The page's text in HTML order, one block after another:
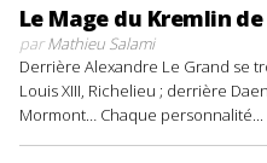
Le Mage du Kremlin
parMathieu Salami
Derrière Alexandre Le Grand se
Louis XIII, Richelieu ; derrière
Mormont… Chaque personnalité...